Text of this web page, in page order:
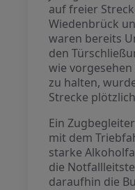
auf freier
Wiedenbrück
waren bereits
den
wie
zu halten,
Strecke
Ein
mit dem
starke
die
daraufhin die